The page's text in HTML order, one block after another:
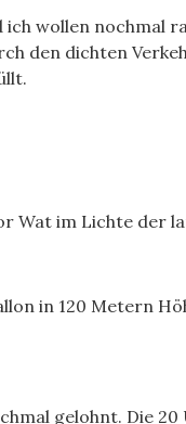
wollen nochmal
den dichten
Wat im Lichte der
in 120 Metern
gelohnt. Die